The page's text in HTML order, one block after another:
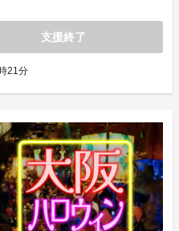
支援終了
21分